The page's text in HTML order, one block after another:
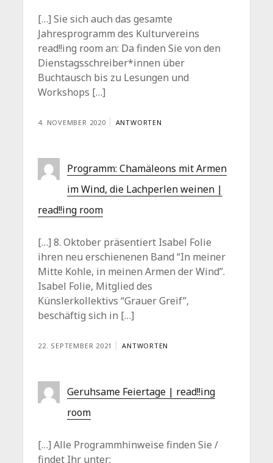
[…] Sie sich auch das gesamte
Jahresprogramm des Kulturvereins
read!!ing room an: Da finden Sie von den
Dienstagsschreiber*innen über
Buchtausch bis zu Lesungen und
Workshops […]
4. NOVEMBER 2020 ANTWORTEN
Programm: Chamäleons mit Armen
im Wind, die Lachperlen weinen |
read!!ing room
[…] 8. Oktober präsentiert Isabel Folie
ihren neu erschienenen Band “In meiner
Mitte Kohle, in meinen Armen der Wind”.
Isabel Folie, Mitglied des
Künslerkollektivs “Grauer Greif”,
beschäftig sich in […]
22. SEPTEMBER 2021 ANTWORTEN
Geruhsame Feiertage | read!!ing
room
[…] Alle Programmhinweise finden Sie /
findet Ihr unter: